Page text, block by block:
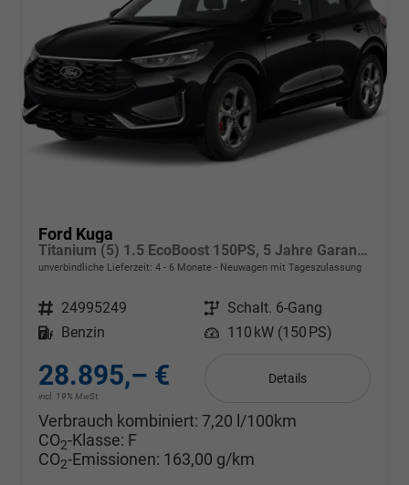
Ford Kuga
Titanium (5) 1.5 EcoBoost 150PS, 5 Jahre Garantie, 17" Alu, Navigation 13"-Display, Parksensoren vorne/hinten, Rückfahrkamera, Climatronic, Privacy-Glas, Key-Free-System, Tempomat, LED-Scheinwerfer
unverbindliche Lieferzeit: 4 - 6 Monate Neuwagen mit Tageszulassung
Fahrzeugnr. 24995249 Getriebe Schalt. 6-Gang
Kraftstoff
Benzin Leistung 110 kW (150 PS)
28.895,– €
incl. 19% MwSt.
Details
Verbrauch kombiniert: 7,20 l/100km
CO2-Klasse: F
CO2-Emissionen: 163,00 g/km